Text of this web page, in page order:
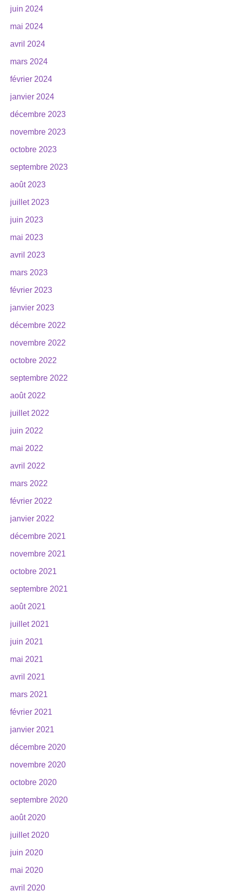
juin 2024
mai 2024
avril 2024
mars 2024
février 2024
janvier 2024
décembre 2023
novembre 2023
octobre 2023
septembre 2023
août 2023
juillet 2023
juin 2023
mai 2023
avril 2023
mars 2023
février 2023
janvier 2023
décembre 2022
novembre 2022
octobre 2022
septembre 2022
août 2022
juillet 2022
juin 2022
mai 2022
avril 2022
mars 2022
février 2022
janvier 2022
décembre 2021
novembre 2021
octobre 2021
septembre 2021
août 2021
juillet 2021
juin 2021
mai 2021
avril 2021
mars 2021
février 2021
janvier 2021
décembre 2020
novembre 2020
octobre 2020
septembre 2020
août 2020
juillet 2020
juin 2020
mai 2020
avril 2020